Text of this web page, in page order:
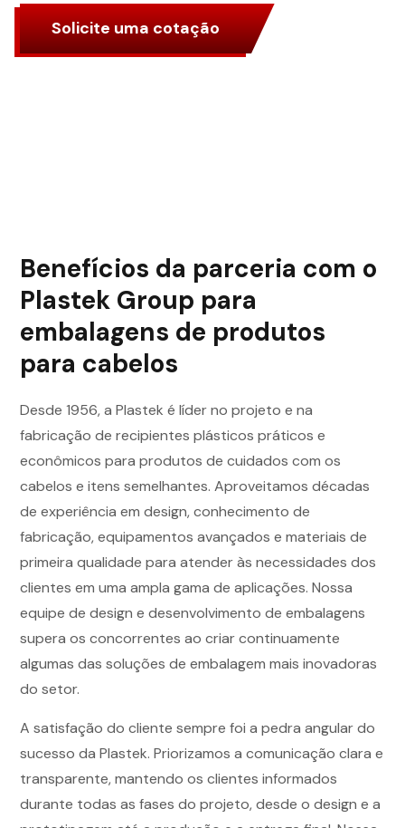
Solicite uma cotação
Benefícios da parceria com o
Plastek Group para
embalagens de produtos
para cabelos
Desde 1956, a Plastek é líder no projeto e na
fabricação de recipientes plásticos práticos e
econômicos para produtos de cuidados com os
cabelos e itens semelhantes. Aproveitamos décadas
de experiência em design, conhecimento de
fabricação, equipamentos avançados e materiais de
primeira qualidade para atender às necessidades dos
clientes em uma ampla gama de aplicações. Nossa
equipe de design e desenvolvimento de embalagens
supera os concorrentes ao criar continuamente
algumas das soluções de embalagem mais inovadoras
do setor.
A satisfação do cliente sempre foi a pedra angular do
sucesso da Plastek. Priorizamos a comunicação clara e
transparente, mantendo os clientes informados
durante todas as fases do projeto, desde o design e a